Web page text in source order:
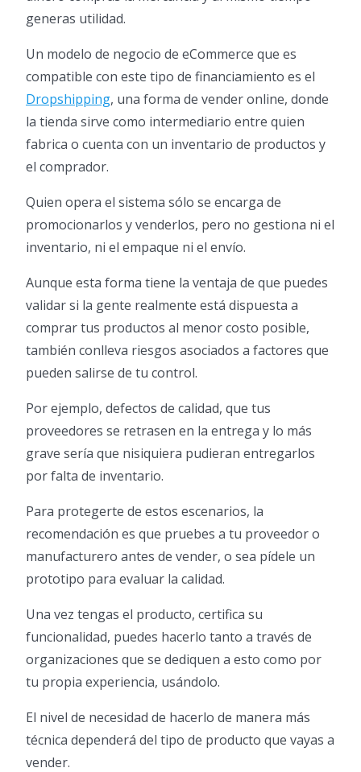
generas utilidad.
Un modelo de negocio de eCommerce que es
compatible con este tipo de financiamiento es el
Dropshipping, una forma de vender online, donde
la tienda sirve como intermediario entre quien
fabrica o cuenta con un inventario de productos y
el comprador.
Quien opera el sistema sólo se encarga de
promocionarlos y venderlos, pero no gestiona ni el
inventario, ni el empaque ni el envío.
Aunque esta forma tiene la ventaja de que puedes
validar si la gente realmente está dispuesta a
comprar tus productos al menor costo posible,
también conlleva riesgos asociados a factores que
pueden salirse de tu control.
Por ejemplo, defectos de calidad, que tus
proveedores se retrasen en la entrega y lo más
grave sería que nisiquiera pudieran entregarlos
por falta de inventario.
Para protegerte de estos escenarios, la
recomendación es que pruebes a tu proveedor o
manufacturero antes de vender, o sea pídele un
prototipo para evaluar la calidad.
Una vez tengas el producto, certifica su
funcionalidad, puedes hacerlo tanto a través de
organizaciones que se dediquen a esto como por
tu propia experiencia, usándolo.
El nivel de necesidad de hacerlo de manera más
técnica dependerá del tipo de producto que vayas a
vender.